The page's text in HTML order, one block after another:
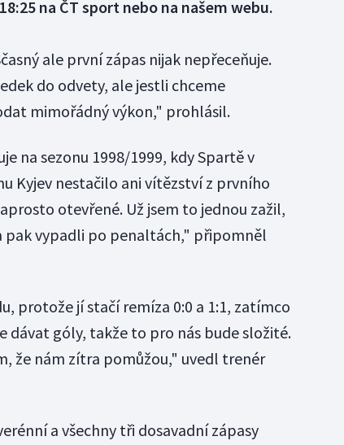
na ČT sport nebo na našem webu.
ale první zápas nijak nepřeceňuje.
do odvety, ale jestli chceme
mimořádný výkon," prohlásil.
na sezonu 1998/1999, kdy Spartě v
Kyjev nestačilo ani vítězství z prvního
otevřené. Už jsem to jednou zažil,
pak vypadli po penaltách," připomněl
protože jí stačí remíza 0:0 a 1:1, zatímco
dávat góly, takže to pro nás bude složité.
že nám zítra pomůžou," uvedl trenér
a všechny tři dosavadní zápasy